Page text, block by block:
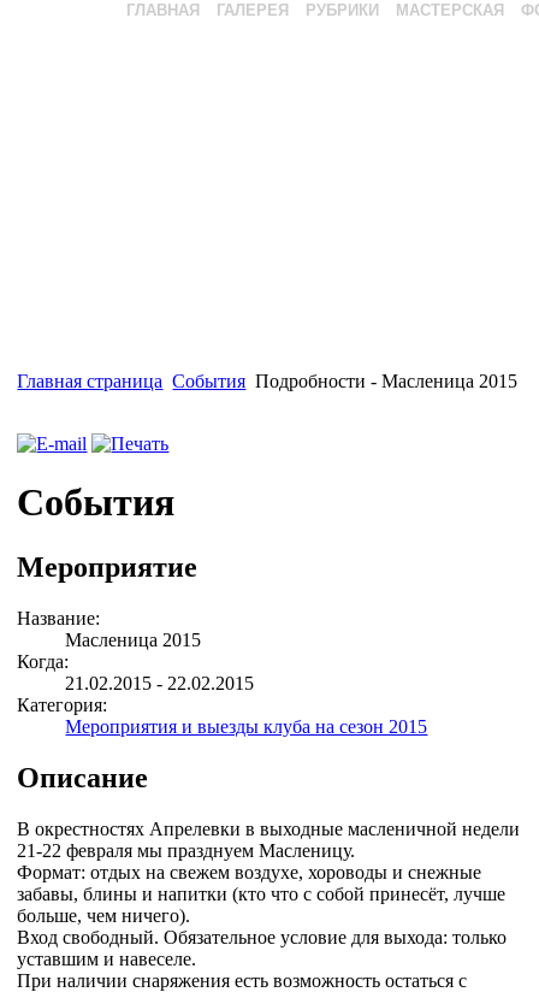
ГЛАВНАЯ ГАЛЕРЕЯ РУБРИКИ МАСТЕРСКАЯ
Главная страница События Подробности - Масленица 2015
События
Мероприятие
Название:
Масленица 2015
Когда:
21.02.2015 - 22.02.2015
Категория:
Мероприятия и выезды клуба на сезон 2015
Описание
В окрестностях Апрелевки в выходные масленичной недели
21-22 февраля мы празднуем Масленицу.
Формат: отдых на свежем воздухе, хороводы и снежные
забавы, блины и напитки (кто что с собой принесёт, лучше
больше, чем ничего).
Вход свободный. Обязательное условие для выхода: только
уставшим и навеселе.
При наличии снаряжения есть возможность остаться с